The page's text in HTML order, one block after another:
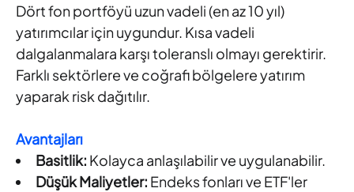
Dört fon portföyü uzun vadeli (en az 10 yıl)
yatırımcılar için uygundur. Kısa vadeli
dalgalanmalara karşı toleranslı olmayı gerektirir.
Farklı sektörlere ve coğrafi bölgelere yatırım
yaparak risk dağıtılır.
Avantajları
Basitlik: Kolayca anlaşılabilir ve uygulanabilir.
Düşük Maliyetler: Endeks fonları ve ETF'ler